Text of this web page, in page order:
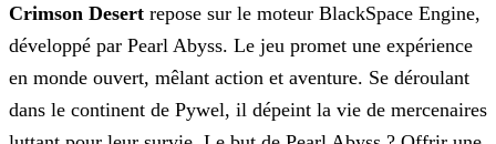
Crimson Desert repose sur le moteur BlackSpace Engine,
développé par Pearl Abyss. Le jeu promet une expérience
en monde ouvert, mêlant action et aventure. Se déroulant
dans le continent de Pywel, il dépeint la vie de mercenaires